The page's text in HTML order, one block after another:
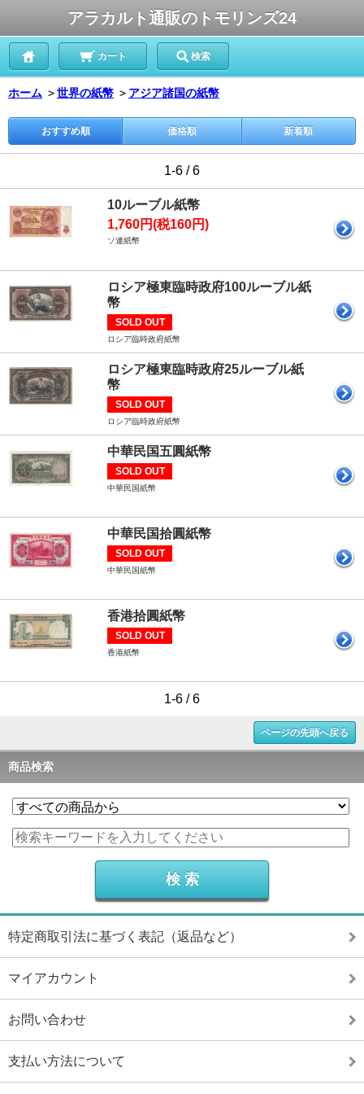
アラカルト通販のトモリンズ24
カート 検索
ホーム ＞世界の紙幣 ＞ アジア諸国の紙幣
おすすめ順 価格順 新着順
1-6 / 6
10ルーブル紙幣
1,760円(税160円)
ソ連紙幣
ロシア極東臨時政府100ルーブル紙
幣
SOLD OUT
ロシア臨時政府紙幣
ロシア極東臨時政府25ルーブル紙
幣
SOLD OUT
ロシア臨時政府紙幣
中華民国五圓紙幣
SOLD OUT
中華民国紙幣
中華民国拾圓紙幣
SOLD OUT
中華民国紙幣
香港拾圓紙幣
SOLD OUT
香港紙幣
1-6 / 6
ページの先頭へ戻る
商品検索
特定商取引法に基づく表記（返品など）
マイアカウント
お問い合わせ
支払い方法について